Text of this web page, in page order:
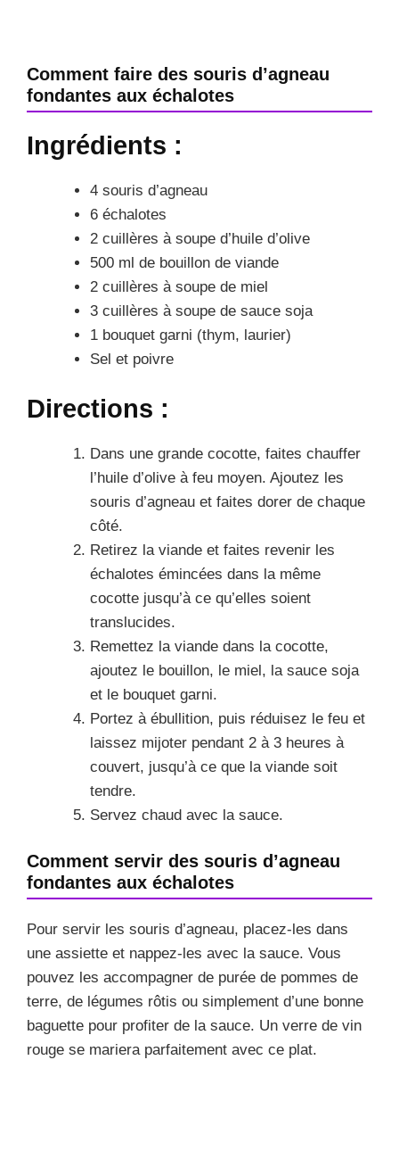
Comment faire des souris d’agneau
fondantes aux échalotes
Ingrédients :
4 souris d’agneau
6 échalotes
2 cuillères à soupe d’huile d’olive
500 ml de bouillon de viande
2 cuillères à soupe de miel
3 cuillères à soupe de sauce soja
1 bouquet garni (thym, laurier)
Sel et poivre
Directions :
Dans une grande cocotte, faites chauffer
l’huile d’olive à feu moyen. Ajoutez les
souris d’agneau et faites dorer de chaque
côté.
Retirez la viande et faites revenir les
échalotes émincées dans la même
cocotte jusqu’à ce qu’elles soient
translucides.
Remettez la viande dans la cocotte,
ajoutez le bouillon, le miel, la sauce soja
et le bouquet garni.
Portez à ébullition, puis réduisez le feu et
laissez mijoter pendant 2 à 3 heures à
couvert, jusqu’à ce que la viande soit
tendre.
Servez chaud avec la sauce.
Comment servir des souris d’agneau
fondantes aux échalotes
Pour servir les souris d’agneau, placez-les dans
une assiette et nappez-les avec la sauce. Vous
pouvez les accompagner de purée de pommes de
terre, de légumes rôtis ou simplement d’une bonne
baguette pour profiter de la sauce. Un verre de vin
rouge se mariera parfaitement avec ce plat.